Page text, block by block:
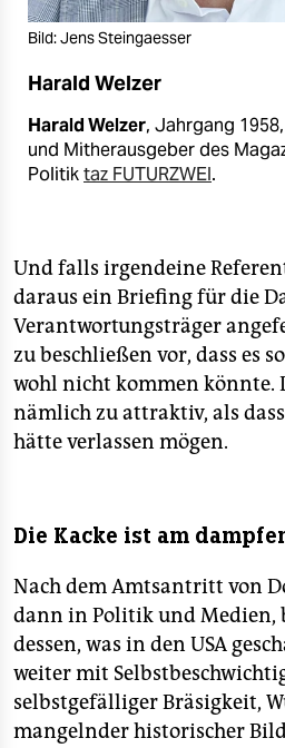
Bild: Jens Steingaesser
Harald Welzer
Harald Welzer, Jahrgang
und Mitherausgeber des
Politiktaz FUTURZWEI.
Und falls irgendeine
daraus ein Briefing für die
Verantwortungsträger
zu beschließen vor, dass es
wohl nicht kommen könnte.
nämlich zu attraktiv, als
hätte verlassen mögen.
Die Kacke ist am
Nach dem Amtsantritt von
dann in Politik und Medien,
dessen, was in den USA
weiter mit
selbstgefälliger Bräsigkeit,
mangelnder historischer